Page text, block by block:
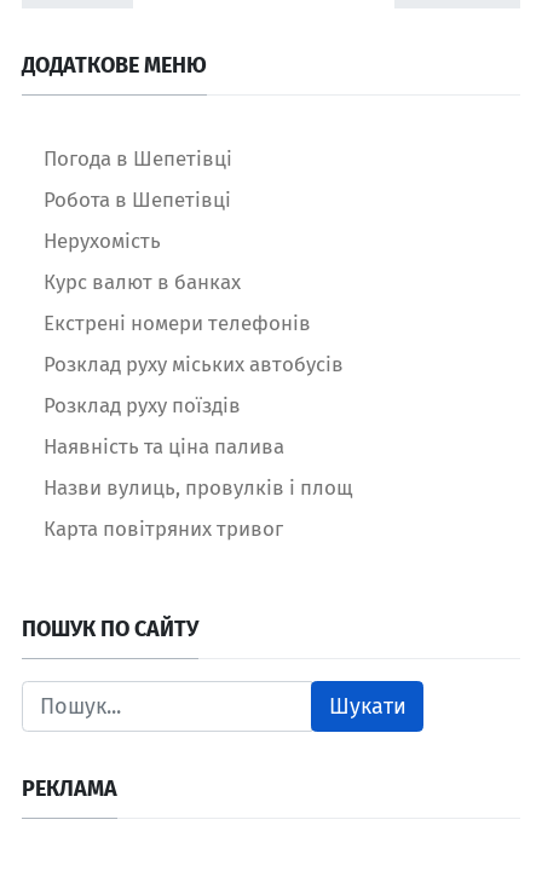
ДОДАТКОВЕ МЕНЮ
Погода в Шепетівці
Робота в Шепетівці
Нерухомість
Курс валют в банках
Екстрені номери телефонів
Розклад руху міських автобусів
Розклад руху поїздів
Наявність та ціна палива
Назви вулиць, провулків і площ
Карта повітряних тривог
ПОШУК ПО САЙТУ
Шукати
РЕКЛАМА